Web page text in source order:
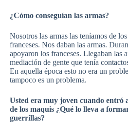
¿Cómo conseguían las armas?
Nosotros las armas las teníamos de
franceses. Nos daban las armas.
apoyaron los franceses. Llegaban las
mediación de gente que tenía
En aquella época esto no era un
tampoco es un problema.
Usted era muy joven cuando entró
de los maquis ¿Qué lo lleva a
guerrillas?